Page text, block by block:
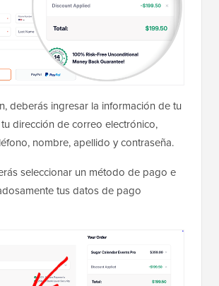
deberás ingresar la información de tu
dirección de correo electrónico,
nombre, apellido y contraseña.
seleccionar un método de pago e
tus datos de pago